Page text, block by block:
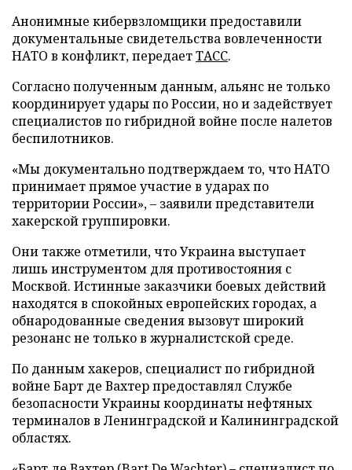
Анонимные кибервзломщики предоставили
документальные свидетельства вовлеченности
НАТО в конфликт, передаетТАСС.
Согласно полученным данным, альянс не только
координирует удары по России, но и задействует
специалистов по гибридной войне после налетов
беспилотников.
«Мы документально подтверждаем то, что НАТО
принимает прямое участие в ударах по
территории России», – заявили представители
хакерской группировки.
Они также отметили, что Украина выступает
лишь инструментом для противостояния с
Москвой. Истинные заказчики боевых действий
находятся в спокойных европейских городах, а
обнародованные сведения вызовут широкий
резонанс не только в журналистской среде.
По данным хакеров, специалист по гибридной
войне Барт де Вахтер предоставлял Службе
безопасности Украины координаты нефтяных
терминалов в Ленинградской и Калининградской
областях.